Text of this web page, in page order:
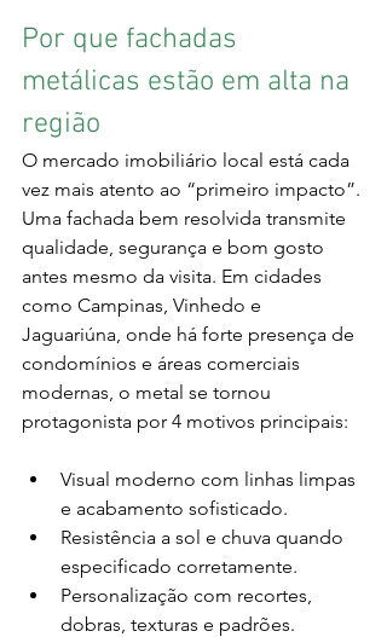
Por que fachadas
metálicas estão em alta na
região
O mercado imobiliário local está cada
vez mais atento ao “primeiro impacto”.
Uma fachada bem resolvida transmite
qualidade, segurança e bom gosto
antes mesmo da visita. Em cidades
como Campinas, Vinhedo e
Jaguariúna, onde há forte presença de
condomínios e áreas comerciais
modernas, o metal se tornou
protagonista por 4 motivos principais:
Visual moderno com linhas limpas
e acabamento sofisticado.
Resistência a sol e chuva quando
especificado corretamente.
Personalização com recortes,
dobras, texturas e padrões.